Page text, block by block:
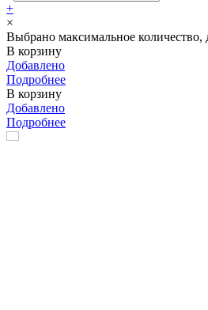
+
×
Выбрано максимальное количество,
В корзину
Добавлено
Подробнее
В корзину
Добавлено
Подробнее